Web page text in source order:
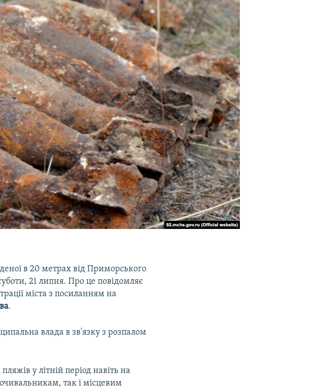
в 20 метрах від Приморського
21 липня. Про це повідомляє
міста з посиланням на
.
влада в зв'язку з розпалом
у літній період навіть на
так і місцевим